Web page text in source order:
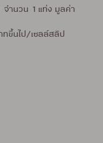
จำนวน 1 แท่ง มูลค่า
ทขึ้นไป/เซลล์สลิป